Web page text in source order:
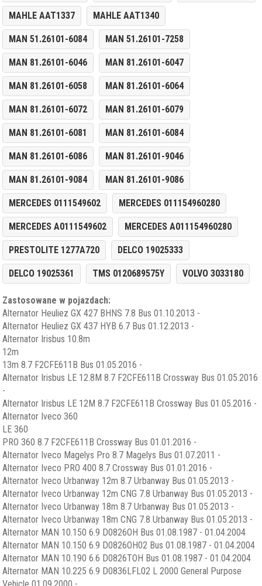
MAHLE AAT1337 MAHLE AAT1340
MAN 51.26101-6084 MAN 51.26101-7258
MAN 81.26101-6046 MAN 81.26101-6047
MAN 81.26101-6058 MAN 81.26101-6064
MAN 81.26101-6072 MAN 81.26101-6079
MAN 81.26101-6081 MAN 81.26101-6084
MAN 81.26101-6086 MAN 81.26101-9046
MAN 81.26101-9084 MAN 81.26101-9086
MERCEDES 0111549602 MERCEDES 011154960280
MERCEDES A0111549602 MERCEDES A011154960280
PRESTOLITE 1277A720 DELCO 19025333
DELCO 19025361 TMS 0120689575Y VOLVO 3033180
Zastosowane w pojazdach:
Alternator Heuliez GX 427 BHNS 7.8 Bus 01.10.2013 -
Alternator Heuliez GX 437 HYB 6.7 Bus 01.12.2013 -
Alternator Irisbus 10.8m
12m
13m 8.7 F2CFE611B Bus 01.05.2016 -
Alternator Irisbus LE 12.8M 8.7 F2CFE611B Crossway Bus 01.05.2016
-
Alternator Irisbus LE 12M 8.7 F2CFE611B Crossway Bus 01.05.2016 -
Alternator Iveco 360
LE 360
PRO 360 8.7 F2CFE611B Crossway Bus 01.01.2016 -
Alternator Iveco Magelys Pro 8.7 Magelys Bus 01.07.2011 -
Alternator Iveco PRO 400 8.7 Crossway Bus 01.01.2016 -
Alternator Iveco Urbanway 12m 8.7 Urbanway Bus 01.05.2013 -
Alternator Iveco Urbanway 12m CNG 7.8 Urbanway Bus 01.05.2013 -
Alternator Iveco Urbanway 18m 8.7 Urbanway Bus 01.05.2013 -
Alternator Iveco Urbanway 18m CNG 7.8 Urbanway Bus 01.05.2013 -
Alternator MAN 10.150 6.9 D0826OH Bus 01.08.1987 - 01.04.2004
Alternator MAN 10.150 6.9 D0826OH02 Bus 01.08.1987 - 01.04.2004
Alternator MAN 10.190 6.6 D0826TOH Bus 01.08.1987 - 01.04.2004
Alternator MAN 10.225 6.9 D0836LFL02 L 2000 General Purpose
Vehicle 01.09.2000 -